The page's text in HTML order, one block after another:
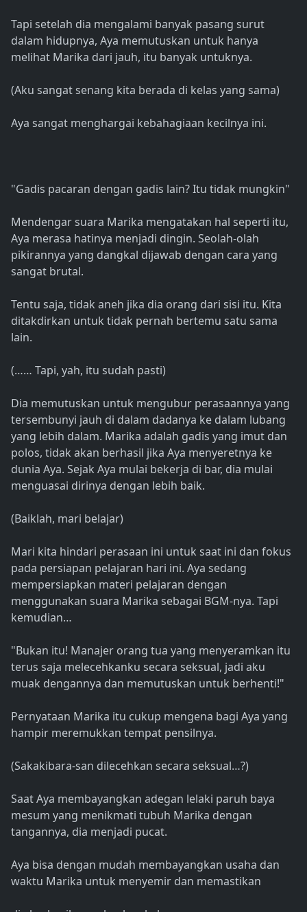
Tapi setelah dia mengalami banyak pasang surut
dalam hidupnya, Aya memutuskan untuk hanya
melihat Marika dari jauh, itu banyak untuknya.
(Aku sangat senang kita berada di kelas yang sama)
Aya sangat menghargai kebahagiaan kecilnya ini.
"Gadis pacaran dengan gadis lain? Itu tidak mungkin"
Mendengar suara Marika mengatakan hal seperti itu,
Aya merasa hatinya menjadi dingin. Seolah-olah
pikirannya yang dangkal dijawab dengan cara yang
sangat brutal.
Tentu saja, tidak aneh jika dia orang dari sisi itu. Kita
ditakdirkan untuk tidak pernah bertemu satu sama
lain.
(…… Tapi, yah, itu sudah pasti)
Dia memutuskan untuk mengubur perasaannya yang
tersembunyi jauh di dalam dadanya ke dalam lubang
yang lebih dalam. Marika adalah gadis yang imut dan
polos, tidak akan berhasil jika Aya menyeretnya ke
dunia Aya. Sejak Aya mulai bekerja di bar, dia mulai
menguasai dirinya dengan lebih baik.
(Baiklah, mari belajar)
Mari kita hindari perasaan ini untuk saat ini dan fokus
pada persiapan pelajaran hari ini. Aya sedang
mempersiapkan materi pelajaran dengan
menggunakan suara Marika sebagai BGM-nya. Tapi
kemudian…
"Bukan itu! Manajer orang tua yang menyeramkan itu
terus saja melecehkanku secara seksual, jadi aku
muak dengannya dan memutuskan untuk berhenti!"
Pernyataan Marika itu cukup mengena bagi Aya yang
hampir meremukkan tempat pensilnya.
(Sakakibara-san dilecehkan secara seksual…?)
Saat Aya membayangkan adegan lelaki paruh baya
mesum yang menikmati tubuh Marika dengan
tangannya, dia menjadi pucat.
Aya bisa dengan mudah membayangkan usaha dan
waktu Marika untuk menyemir dan memastikan